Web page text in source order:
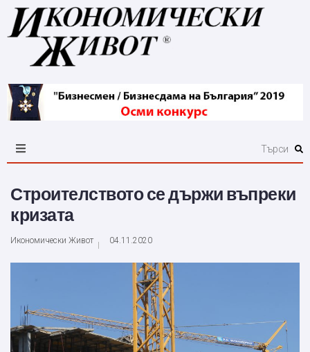
Строителството се държи въпреки
кризата
Икономически Живот 04.11.2020